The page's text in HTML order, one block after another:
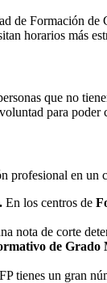
de Formación
horarios más
que no
para
profesional en un
En los centros de
nota de corte
de Grado
tienes un gran